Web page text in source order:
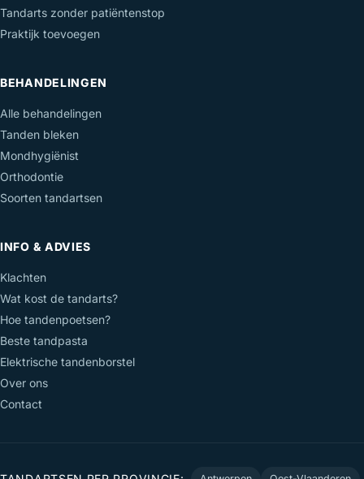
Tandarts zonder patiëntenstop
Praktijk toevoegen
BEHANDELINGEN
Alle behandelingen
Tanden bleken
Mondhygiënist
Orthodontie
Soorten tandartsen
INFO & ADVIES
Klachten
Wat kost de tandarts?
Hoe tandenpoetsen?
Beste tandpasta
Elektrische tandenborstel
Over ons
Contact